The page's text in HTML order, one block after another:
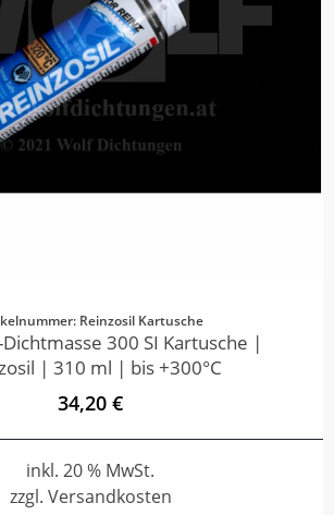
Reinzosil Kartusche
300 SI Kartusche |
| 310 ml | bis +300°C
34,20 €
inkl. 20 % MwSt.
zzgl. Versandkosten